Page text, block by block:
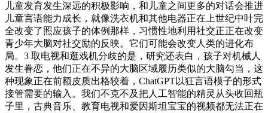
儿童发育发生深远的积极影响，和儿童之间更多的对话会推进
儿童言语能力成长，就像洗衣机和其他电器正在上世纪中叶完
全改变了照应孩子的体例那样，习惯性地利用社交正正在改变
青少年大脑对社交励的反映。它们可能会改变人类的进化布
局。3 取电视和逛戏机分歧的是，研究还表白，孩子对机械人
发生眷恋，他们正在不异的大脑区域履历类似的大脑勾当，这
种现象正在前额皮质出格较着，ChatGPT以狂言语模子的形式
接管需要的输入。我们不克不及把人工智能的精灵从头收回瓶
子里，古典音乐、教育电视和爱因斯坦宝宝的视频都无法正在